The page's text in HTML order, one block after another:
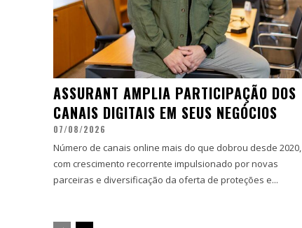
ASSURANT AMPLIA PARTICIPAÇÃO DOS
CANAIS DIGITAIS EM SEUS NEGÓCIOS
07/08/2026
Número de canais online mais do que dobrou desde 2020,
com crescimento recorrente impulsionado por novas
parceiras e diversificação da oferta de proteções e...